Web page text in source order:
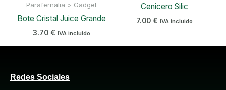
Parafernalia > Gadget
Bote Cristal Juice Grande
3.70 € IVA incluido
Cenicero Silic
7.00 € IVA incluido
Redes Sociales